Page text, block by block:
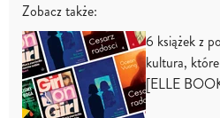
Zobacz także:
6 książek z
kultura,
[ELLE